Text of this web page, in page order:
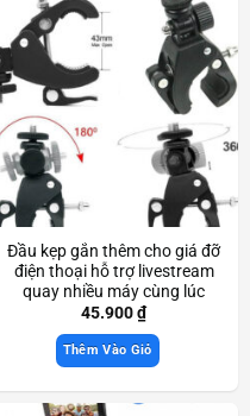
Đầu kẹp gắn thêm cho giá đỡ
điện thoại hỗ trợ livestream
quay nhiều máy cùng lúc
Scd3560
45.900₫
Thêm Vào Giỏ